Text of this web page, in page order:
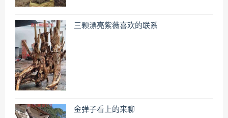
三颗漂亮紫薇喜欢的联系
金弹子看上的来聊